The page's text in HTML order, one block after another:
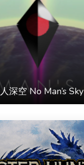
深空 No Man’s Sky